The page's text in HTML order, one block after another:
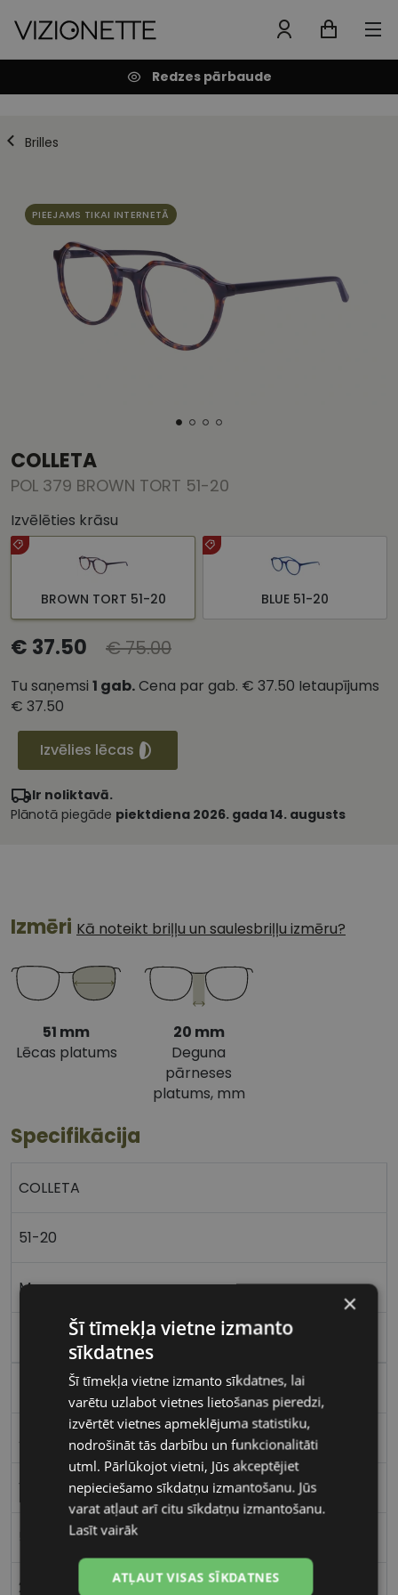
Redzes pārbaude
Brilles
PIEEJAMS TIKAI INTERNETĀ
COLLETA
POL 379 BROWN TORT 51-20
Izvēlēties krāsu
BROWN TORT 51-20 BLUE 51-20
€ 37.50 € 75.00
Tu saņemsi 1 gab.Cena par gab. € 37.50 Ietaupījums
€ 37.50
Izvēlies lēcas
Ir noliktavā.
Plānotā piegāde piektdiena 2026. gada 14. augusts
Izmēri Kā noteikt briļļu un saulesbriļļu izmēru?
51 mm
Lēcas platums
20 mm
Deguna
pārneses
platums, mm
Specifikācija
COLLETA
51-20
M
brown tort
Plastmasa
Apaļas / Ovālas
Vīriešiem
20
×
Šī tīmekļa vietne izmanto
sīkdatnes
Šī tīmekļa vietne izmanto sīkdatnes, lai
varētu uzlabot vietnes lietošanas pieredzi,
izvērtēt vietnes apmeklējuma statistiku,
nodrošināt tās darbību un funkcionalitāti
utml. Pārlūkojot vietni, Jūs akceptējiet
nepieciešamo sīkdatņu izmantošanu. Jūs
varat atļaut arī citu sīkdatņu izmantošanu.
Lasīt vairāk
ATĻAUT VISAS SĪKDATNES